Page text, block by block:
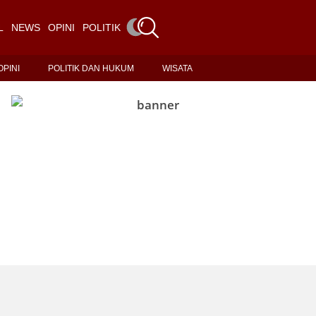
NEWS OPINI POLITIK DAN HUKUM
POLITIK DAN HUKUM WISATA